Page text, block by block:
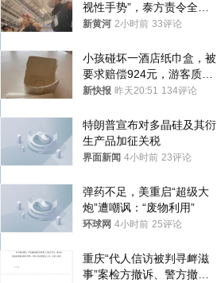
视性手势”，泰方责令全面
调查，对责任人采取最严厉
新黄河 2小时前 33评论
小孩碰坏一酒店纸巾盒，被
要求赔偿924元，游客质疑
酒店房客物品超高标价，市
新快报 昨天20:51 134评论
特朗普宣布对多晶硅及其衍
生产品加征关税
界面新闻 4小时前 23评论
弹药不足，美重启“超级大
炮”遭嘲讽：“废物利用”
环球网 4小时前 25评论
重庆“代人信访被判寻衅滋
事”案检方撤诉、警方撤